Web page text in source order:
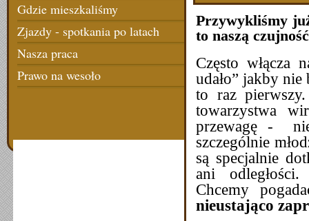
Gdzie mieszkaliśmy
Zjazdy - spotkania po latach
Nasza praca
Prawo na wesoło
Przywykliśmy
to naszą
Często włącza
udało” jakby nie
to raz
towarzystwa
przewagę -
szczególnie
są specjalnie
ani
Chcemy
nieustająco